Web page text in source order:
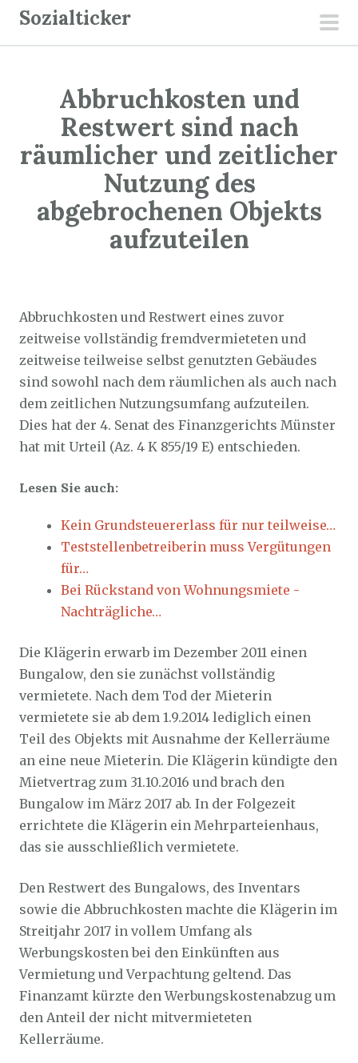
Sozialticker
Abbruchkosten und
Restwert sind nach
räumlicher und zeitlicher
Nutzung des
abgebrochenen Objekts
aufzuteilen
Abbruchkosten und Restwert eines zuvor
zeitweise vollständig fremdvermieteten und
zeitweise teilweise selbst genutzten Gebäudes
sind sowohl nach dem räumlichen als auch nach
dem zeitlichen Nutzungsumfang aufzuteilen.
Dies hat der 4. Senat des Finanzgerichts Münster
hat mit Urteil (Az. 4 K 855/19 E) entschieden.
Lesen Sie auch:
Kein Grundsteuererlass für nur teilweise…
Teststellenbetreiberin muss Vergütungen
für…
Bei Rückstand von Wohnungsmiete -
Nachträgliche…
Die Klägerin erwarb im Dezember 2011 einen
Bungalow, den sie zunächst vollständig
vermietete. Nach dem Tod der Mieterin
vermietete sie ab dem 1.9.2014 lediglich einen
Teil des Objekts mit Ausnahme der Kellerräume
an eine neue Mieterin. Die Klägerin kündigte den
Mietvertrag zum 31.10.2016 und brach den
Bungalow im März 2017 ab. In der Folgezeit
errichtete die Klägerin ein Mehrparteienhaus,
das sie ausschließlich vermietete.
Den Restwert des Bungalows, des Inventars
sowie die Abbruchkosten machte die Klägerin im
Streitjahr 2017 in vollem Umfang als
Werbungskosten bei den Einkünften aus
Vermietung und Verpachtung geltend. Das
Finanzamt kürzte den Werbungskostenabzug um
den Anteil der nicht mitvermieteten
Kellerräume.